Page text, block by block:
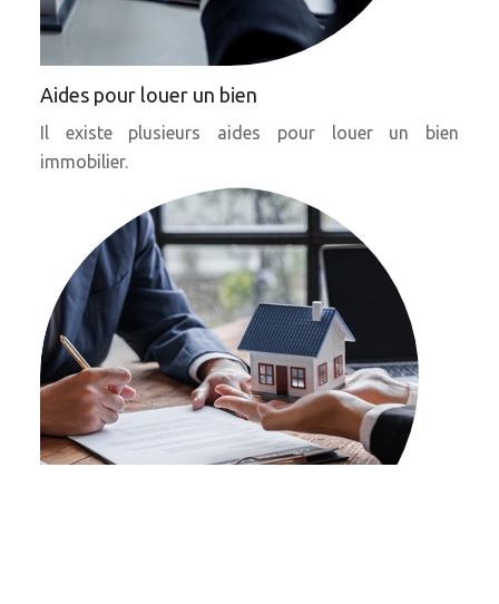
Aides pour louer un bien
Il existe plusieurs aides pour louer un bien
immobilier.